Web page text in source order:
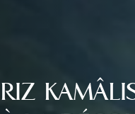
RIZ